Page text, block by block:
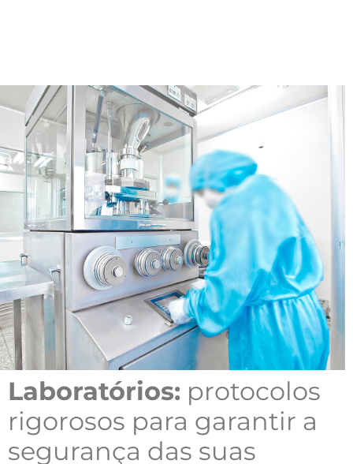
Laboratórios: protocolos
rigorosos para garantir a
segurança das suas